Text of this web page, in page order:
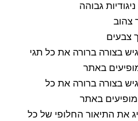
גבוהה
צהוב
צבעים
בצורה ברורה את כל תגי
באתר
בצורה ברורה את כל
באתר
את התיאור החלופי של כל